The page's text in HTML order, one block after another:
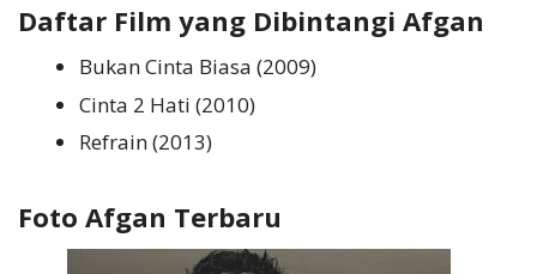
Daftar Film yang Dibintangi Afgan
Bukan Cinta Biasa (2009)
Cinta 2 Hati (2010)
Refrain (2013)
Foto Afgan Terbaru